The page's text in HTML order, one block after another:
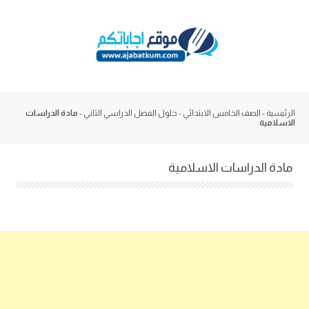
الرئيسية - الصف الخامس الابتدائي - حلول الفصل الدراسي الثاني - مادة الدراسات
الاسلامية
مادة الدراسات الاسلامية